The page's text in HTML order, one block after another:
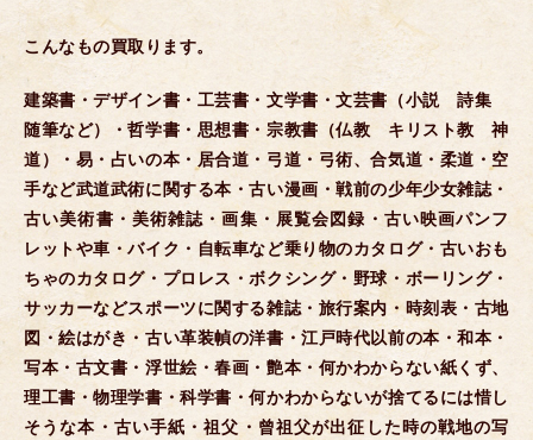
こんなもの買取ります。
建築書・デザイン書・工芸書・文学書・文芸書（小説 詩集
随筆など）・哲学書・思想書・宗教書（仏教 キリスト教 神
道）・易・占いの本・居合道・弓道・弓術、合気道・柔道・空
手など武道武術に関する本・古い漫画・戦前の少年少女雑誌・
古い美術書・美術雑誌・画集・展覧会図録・古い映画パンフ
レットや車・バイク・自転車など乗り物のカタログ・古いおも
ちゃのカタログ・プロレス・ボクシング・野球・ボーリング・
サッカーなどスポーツに関する雑誌・旅行案内・時刻表・古地
図・絵はがき・古い革装幀の洋書・江戸時代以前の本・和本・
写本・古文書・浮世絵・春画・艶本・何かわからない紙くず、
理工書・物理学書・科学書・何かわからないが捨てるには惜し
そうな本・古い手紙・祖父・曾祖父が出征した時の戦地の写